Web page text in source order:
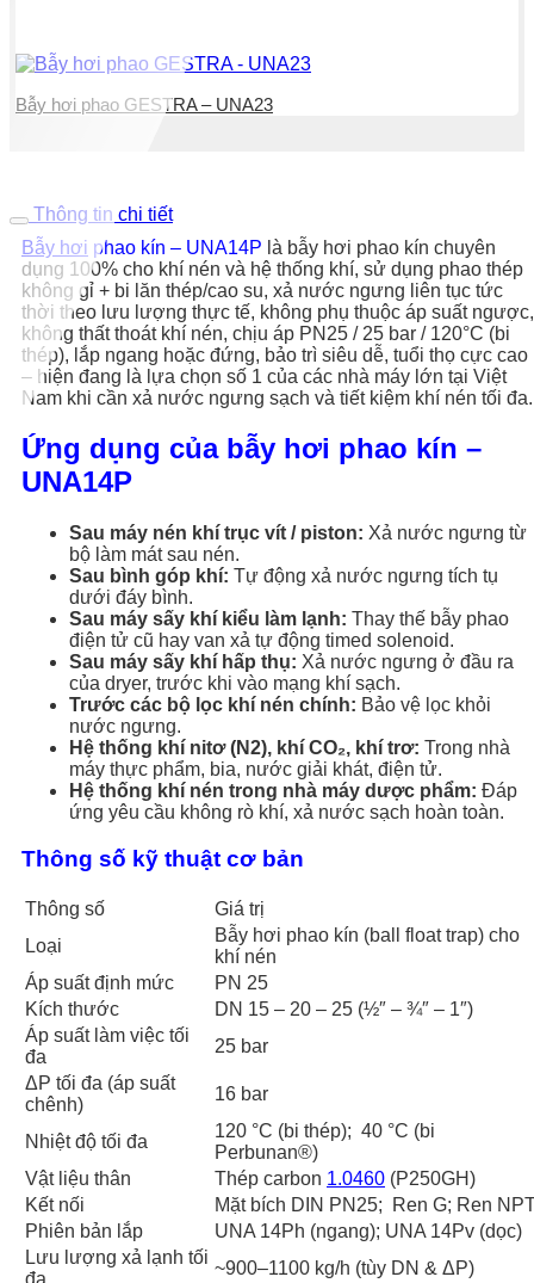
Bẫy hơi phao GESTRA – UNA23
Thông tin chi tiết
Bẫy hơi phao kín – UNA14P là bẫy hơi phao kín chuyên
dụng 100% cho khí nén và hệ thống khí, sử dụng phao thép
không gỉ + bi lăn thép/cao su, xả nước ngưng liên tục tức
thời theo lưu lượng thực tế, không phụ thuộc áp suất ngược,
không thất thoát khí nén, chịu áp PN25 / 25 bar / 120°C (bi
thép), lắp ngang hoặc đứng, bảo trì siêu dễ, tuổi thọ cực cao
– hiện đang là lựa chọn số 1 của các nhà máy lớn tại Việt
Nam khi cần xả nước ngưng sạch và tiết kiệm khí nén tối đa.
Ứng dụng của bẫy hơi phao kín –
UNA14P
Sau máy nén khí trục vít / piston: Xả nước ngưng từ
bộ làm mát sau nén.
Sau bình góp khí: Tự động xả nước ngưng tích tụ
dưới đáy bình.
Sau máy sấy khí kiểu làm lạnh: Thay thế bẫy phao
điện tử cũ hay van xả tự động timed solenoid.
Sau máy sấy khí hấp thụ: Xả nước ngưng ở đầu ra
của dryer, trước khi vào mạng khí sạch.
Trước các bộ lọc khí nén chính: Bảo vệ lọc khỏi
nước ngưng.
Hệ thống khí nitơ (N2), khí CO₂, khí trơ: Trong nhà
máy thực phẩm, bia, nước giải khát, điện tử.
Hệ thống khí nén trong nhà máy dược phẩm: Đáp
ứng yêu cầu không rò khí, xả nước sạch hoàn toàn.
Thông số kỹ thuật cơ bản
Thông số
Giá trị
Loại
Bẫy hơi phao kín (ball float trap) cho
khí nén
Áp suất định mức
PN 25
Kích thước
DN 15 – 20 – 25 (½″ – ¾″ – 1″)
Áp suất làm việc tối
đa
25 bar
ΔP tối đa (áp suất
chênh)
16 bar
Nhiệt độ tối đa
120 °C (bi thép); 40 °C (bi
Perbunan®)
Vật liệu thân
Thép carbon 1.0460 (P250GH)
Kết nối
Mặt bích DIN PN25; Ren G; Ren
Phiên bản lắp
UNA 14Ph (ngang); UNA 14Pv (dọc)
Lưu lượng xả lạnh tối
đa
~900–1100 kg/h (tùy DN & ΔP)